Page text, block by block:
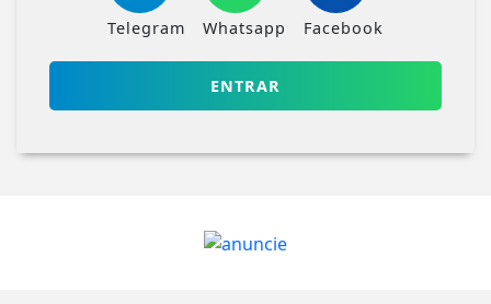
Telegram Whatsapp Facebook
ENTRAR